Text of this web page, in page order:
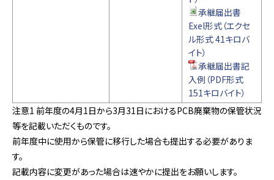
承継届出書
Exel形式（エクセ
ル形式 41キロバ
イト）
承継届出書記
入例（PDF形式
151キロバイト）
注意1 前年度の4月1日から3月31日におけるPCB廃棄物の保管状況
等を記載いただくものです。
前年度中に使用から保管に移行した場合も提出する必要がありま
す。
記載内容に変更があった場合は速やかに提出をお願いします。